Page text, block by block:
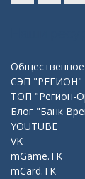
СЭП "РЕГИОН"
ТОП "Регион-
Блог "Банк
YOUTUBE
VK
mGame.TK
mCard.TK